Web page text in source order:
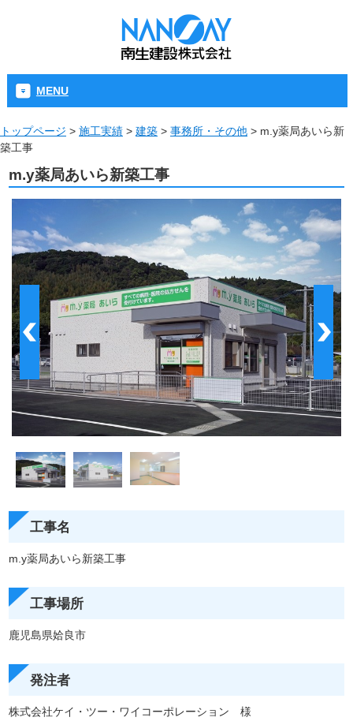
MENU
トップページ > 施工実績 > 建築 > 事務所・その他 > m.y薬局あいら新
築工事
m.y薬局あいら新築工事
工事名
m.y薬局あいら新築工事
工事場所
鹿児島県姶良市
発注者
株式会社ケイ・ツー・ワイコーポレーション 様